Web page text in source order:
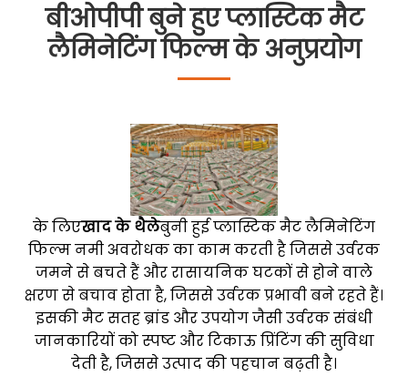
बीओपीपी बुने हुए प्लास्टिक मैट
लैमिनेटिंग फिल्म के अनुप्रयोग
के लिएखाद के थैलेबुनी हुई प्लास्टिक मैट लैमिनेटिंग
फिल्म नमी अवरोधक का काम करती है जिससे उर्वरक
जमने से बचते हैं और रासायनिक घटकों से होने वाले
क्षरण से बचाव होता है, जिससे उर्वरक प्रभावी बने रहते हैं।
इसकी मैट सतह ब्रांड और उपयोग जैसी उर्वरक संबंधी
जानकारियों को स्पष्ट और टिकाऊ प्रिंटिंग की सुविधा
देती है, जिससे उत्पाद की पहचान बढ़ती है।